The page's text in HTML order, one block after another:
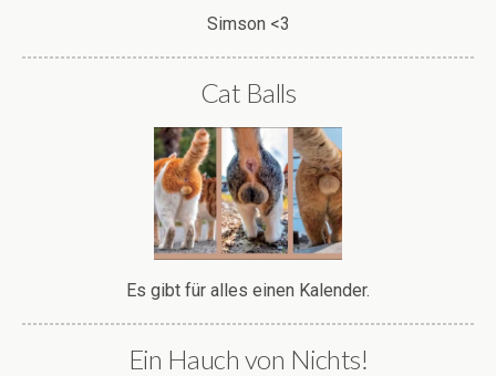
Simson <3
Cat Balls
Es gibt für alles einen Kalender.
Ein Hauch von Nichts!